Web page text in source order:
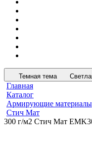
Темная тема
Главная
Каталог
Армирующие материалы
Стич Мат
300 г/м2 Стич Мат